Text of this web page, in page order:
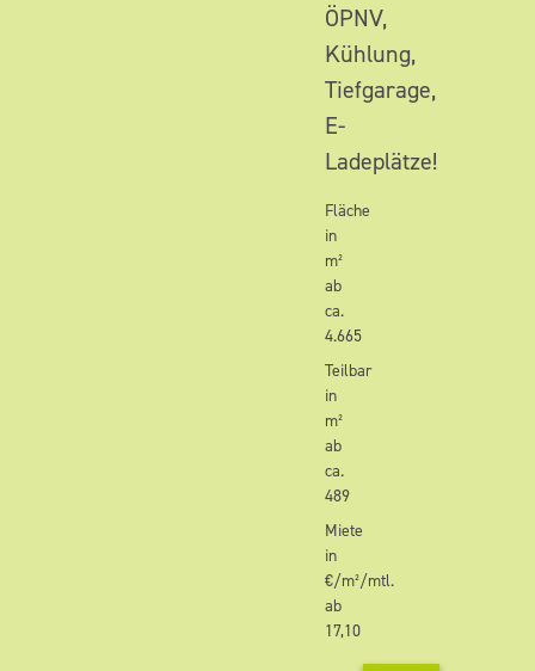
ÖPNV,
Kühlung,
Tiefgarage,
E-
Ladeplätze!
Fläche
in
m²
ab
ca.
4.665
Teilbar
in
m²
ab
ca.
489
Miete
in
€/m²/mtl.
ab
17,10